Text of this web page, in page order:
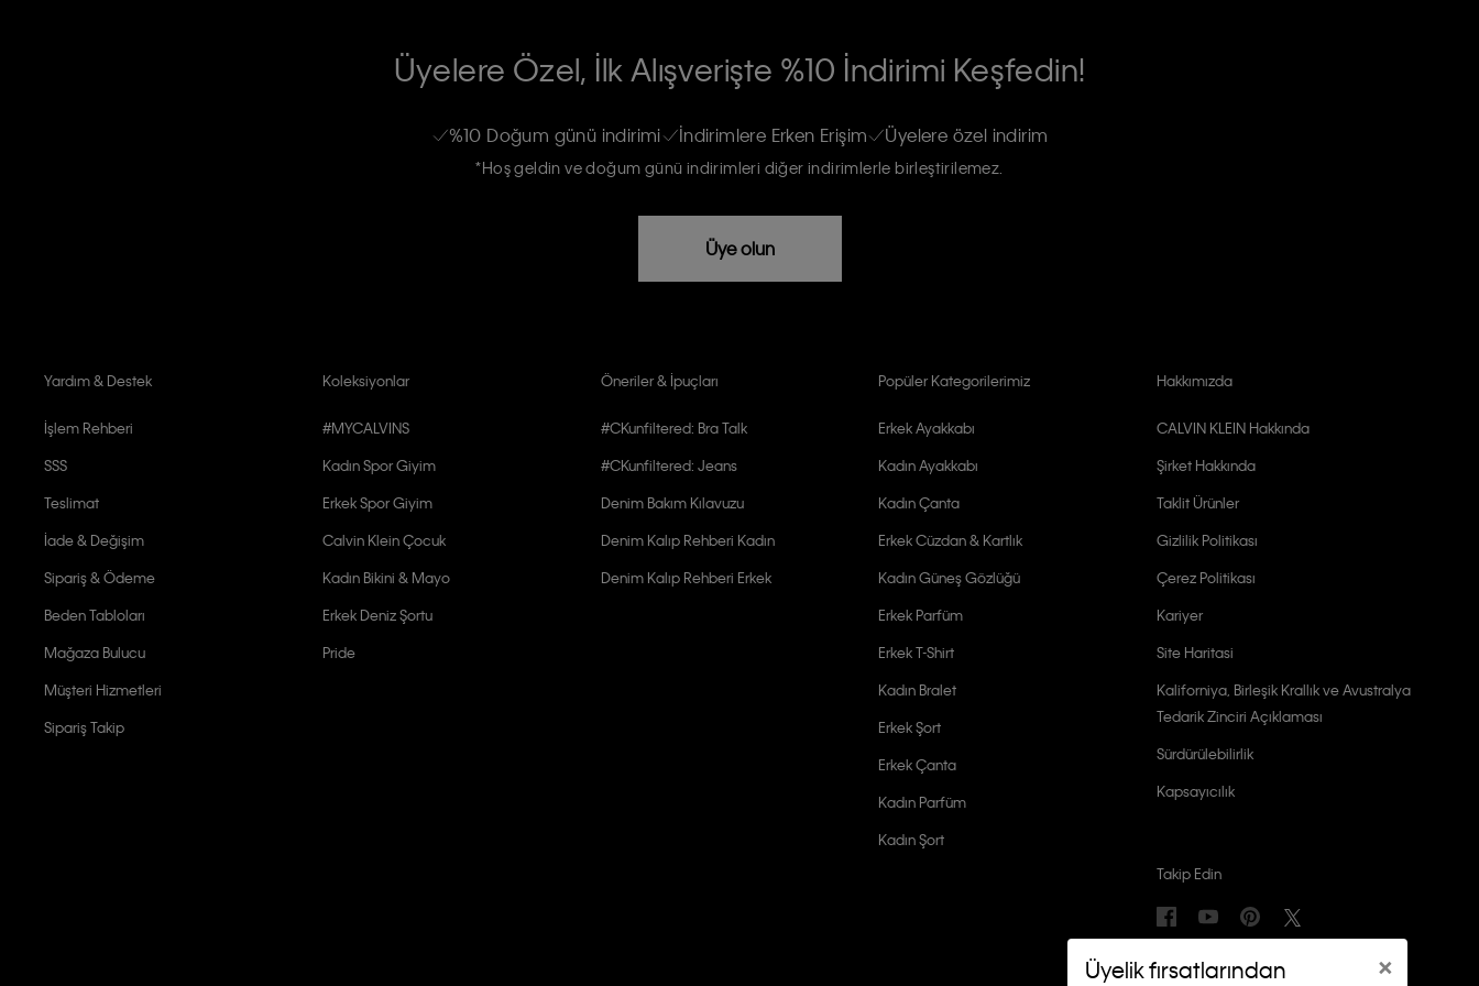
×
Üyelik fırsatlarından
Calvin Klein e-bültenine abone olarak, kişisel verilerimin Calvin Klein tarafına gönderileceğinin ve güncel ürün,
Üyelere Özel, İlk Alışverişte %10 İndirimi Keşfedin!
%10 Doğum günü indirimi İndirimlere Erken Erişim Üyelere özel indirim
*Hoş geldin ve doğum günü indirimleri diğer indirimlerle birleştirilemez.
Üye olun
Yardım & Destek
İşlem Rehberi
SSS
Teslimat
İade & Değişim
Sipariş & Ödeme
Beden Tabloları
Mağaza Bulucu
Müşteri Hizmetleri
Sipariş Takip
Koleksiyonlar
#MYCALVINS
Kadın Spor Giyim
Erkek Spor Giyim
Calvin Klein Çocuk
Kadın Bikini & Mayo
Erkek Deniz Şortu
Pride
Öneriler & İpuçları
#CKunfiltered: Bra Talk
#CKunfiltered: Jeans
Denim Bakım Kılavuzu
Denim Kalıp Rehberi Kadın
Denim Kalıp Rehberi Erkek
Popüler Kategorilerimiz
Erkek Ayakkabı
Kadın Ayakkabı
Kadın Çanta
Erkek Cüzdan & Kartlık
Kadın Güneş Gözlüğü
Erkek Parfüm
Erkek T-Shirt
Kadın Bralet
Erkek Şort
Erkek Çanta
Kadın Parfüm
Kadın Şort
Hakkımızda
CALVIN KLEIN Hakkında
Şirket Hakkında
Taklit Ürünler
Gizlilik Politikası
Çerez Politikası
Kariyer
Site Haritasi
Kaliforniya, Birleşik Krallık ve Avustralya
Tedarik Zinciri Açıklaması
Sürdürülebilirlik
Kapsayıcılık
Takip Edin